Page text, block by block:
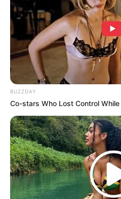
2017 dan 2019. Berkat perannya
penghargaan.
BUZZDAY
Co-stars Who Lost Control